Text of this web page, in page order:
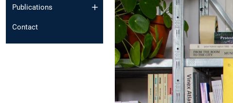
Publications
Contact